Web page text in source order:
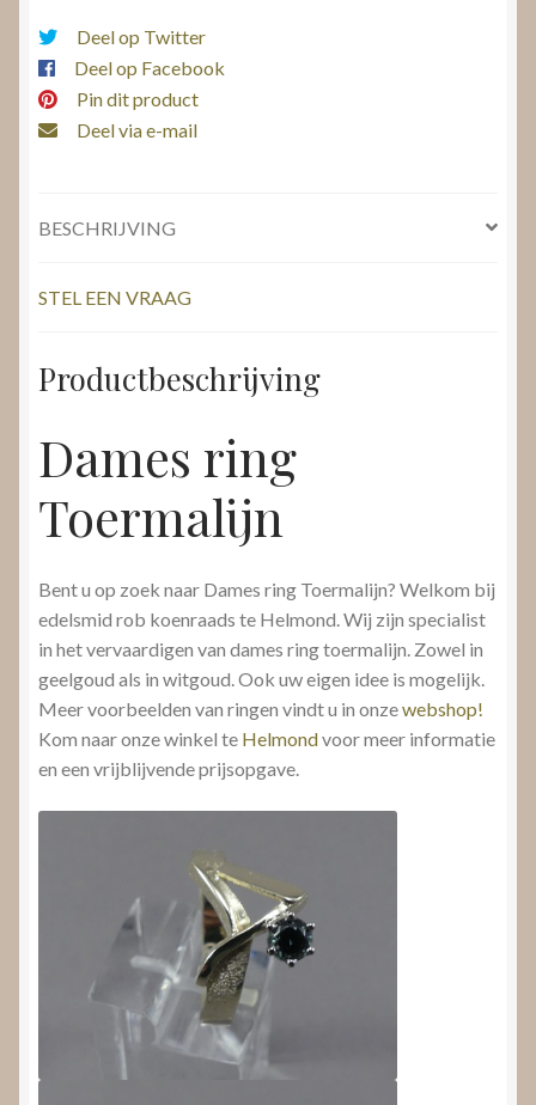
Deel op Twitter
Deel op Facebook
Pin dit product
Deel via e-mail
BESCHRIJVING
STEL EEN VRAAG
Productbeschrijving
Dames ring
Toermalijn
Bent u op zoek naar Dames ring Toermalijn? Welkom bij
edelsmid rob koenraads te Helmond. Wij zijn specialist
in het vervaardigen van dames ring toermalijn. Zowel in
geelgoud als in witgoud. Ook uw eigen idee is mogelijk.
Meer voorbeelden van ringen vindt u in onzewebshop!
Kom naar onze winkel te Helmondvoor meer informatie
en een vrijblijvende prijsopgave.